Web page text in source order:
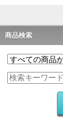
商品検索